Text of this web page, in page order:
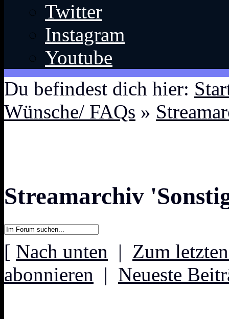
Twitter
Instagram
Youtube
Du befindest dich hier:
Wünsche/ FAQs »
Streamarchiv
[ Nach unten | Zum
abonnieren | Neueste